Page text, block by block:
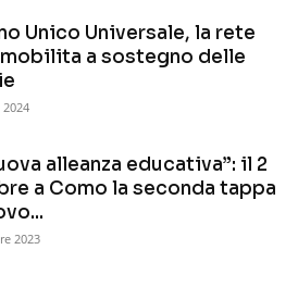
Unico Universale, la rete
a sostegno delle
alleanza educativa”: il 2
a Como la seconda tappa
2023